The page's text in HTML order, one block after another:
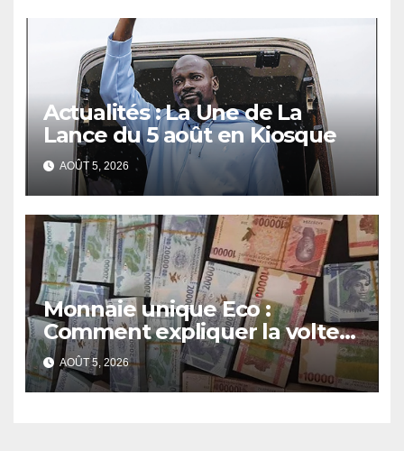
Actualités : La Une de La
Lance du 5 août en Kiosque
AOÛT 5, 2026
Monnaie unique Eco :
Comment expliquer la volte-
face de la Guinée
AOÛT 5, 2026